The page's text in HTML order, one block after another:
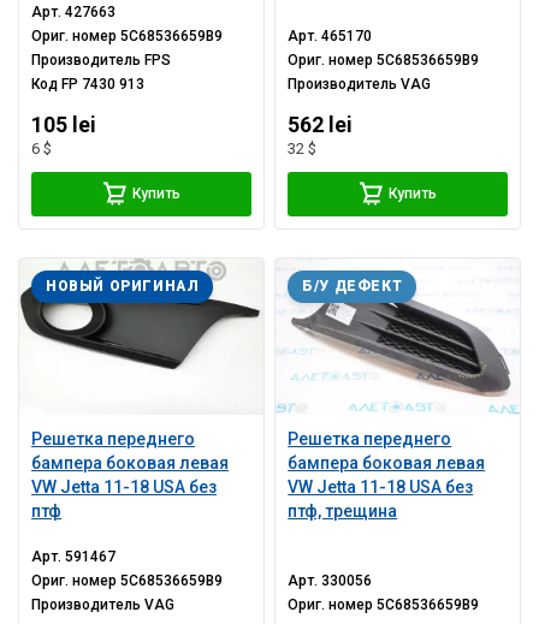
Арт.427663
Ориг. номер5C68536659B9
Производитель FPS
Код FP 7430 913
105 lei
6 $
Купить
Арт.465170
Ориг. номер5C68536659B9
ПроизводительVAG
562 lei
32 $
Купить
Решетка переднего
бампера боковая левая
VW Jetta 11-18 USA без
птф
НОВЫЙ ОРИГИНАЛ
Арт.591467
Ориг. номер5C68536659B9
ПроизводительVAG
Решетка переднего
бампера боковая левая
VW Jetta 11-18 USA без
птф, трещина
Б/У ДЕФЕКТ
Арт.330056
Ориг. номер5C68536659B9